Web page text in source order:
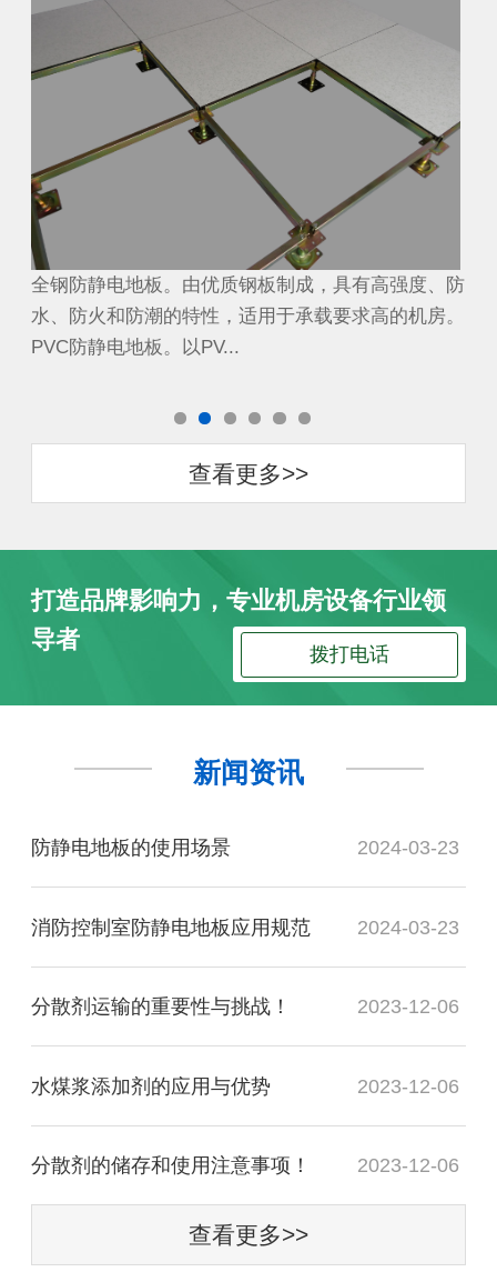
全钢防静电地板。由优质钢板制成，具有高强度、防
水、防火和防潮的特性，适用于承载要求高的机房。
PVC防静电地板。以PV...
查看更多>>
打造品牌影响力，专业机房设备行业领
导者
拨打电话
新闻资讯
防静电地板的使用场景 2024-03-23
消防控制室防静电地板应用规范 2024-03-23
分散剂运输的重要性与挑战！ 2023-12-06
水煤浆添加剂的应用与优势 2023-12-06
分散剂的储存和使用注意事项！ 2023-12-06
查看更多>>